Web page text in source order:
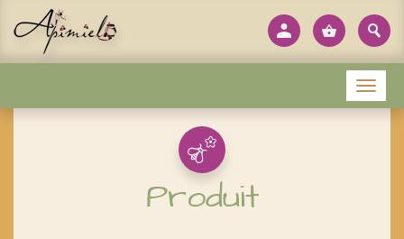
Produit
Menu
Panneau de gestion des cookies